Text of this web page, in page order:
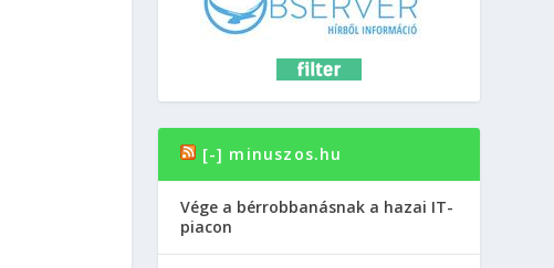
[-] minuszos.hu
Vége a bérrobbanásnak a hazai IT-
piacon